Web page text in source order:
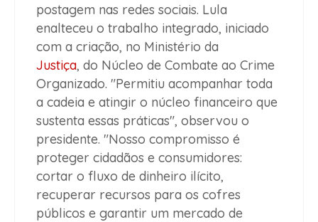
postagem nas redes sociais. Lula
enalteceu o trabalho integrado, iniciado
com a criação, no Ministério da
Justiça, do Núcleo de Combate ao Crime
Organizado. "Permitiu acompanhar toda
a cadeia e atingir o núcleo financeiro que
sustenta essas práticas", observou o
presidente. "Nosso compromisso é
proteger cidadãos e consumidores:
cortar o fluxo de dinheiro ilícito,
recuperar recursos para os cofres
públicos e garantir um mercado de